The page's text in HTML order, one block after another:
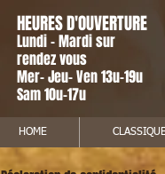
HEURES D'OUVERTURE
Lundi - Mardi sur
rendez vous
Mer- Jeu- Ven 13u-19u
Sam 10u-17u
HOME